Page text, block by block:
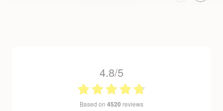
4.8/5
based on 4520 reviews